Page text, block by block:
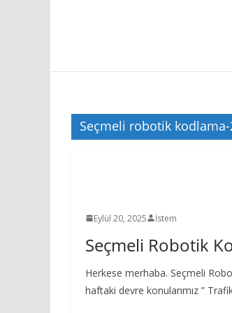
Seçmeli robotik kodlama-
Eylül 20, 2025 İstem
Seçmeli Robotik
Herkese merhaba. Seçmeli
haftaki devre konularımız ” Trafik